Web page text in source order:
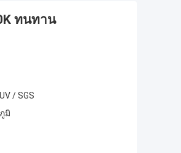
ทนทาน
/ SGS
มิ